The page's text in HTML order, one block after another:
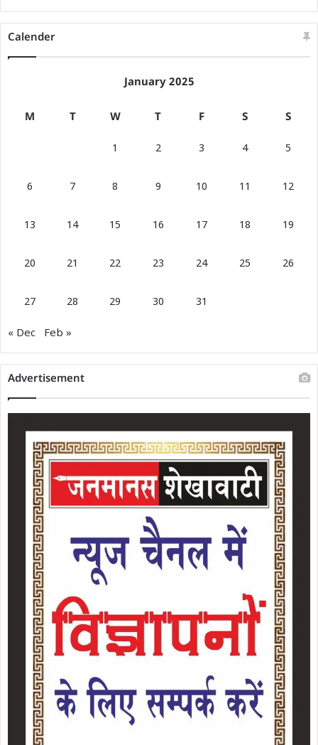
Calender
January 2025
M T W T F S S
1 2 3 4 5
6 7 8 9 10 11 12
13 14 15 16 17 18 19
20 21 22 23 24 25 26
27 28 29 30 31
« Dec Feb »
Advertisement